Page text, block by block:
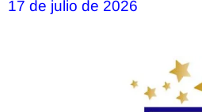
17 de julio de 2026